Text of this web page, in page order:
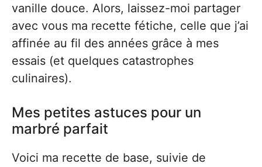
vanille douce. Alors, laissez-moi partager
avec vous ma recette fétiche, celle que j’ai
affinée au fil des années grâce à mes
essais (et quelques catastrophes
culinaires).
Mes petites astuces pour un
marbré parfait
Voici ma recette de base, suivie de